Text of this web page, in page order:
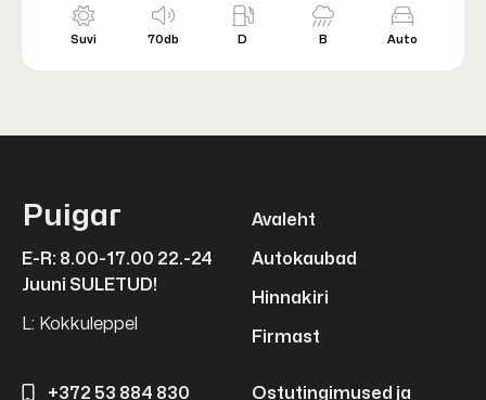
Suvi 70db D B Auto
Puigar
E-R: 8.00-17.00 22.-24
Juuni SULETUD!
L: Kokkuleppel
Avaleht
Autokaubad
Hinnakiri
Firmast
+372 53 884 830 Ostutingimused ja